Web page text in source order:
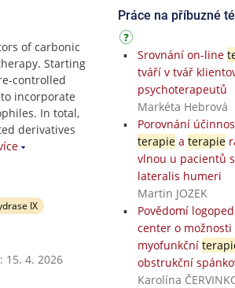
of carbonic
Starting
controlled
incorporate
In total,
derivatives
IX
15. 4. 2026
Práce na příbuzné
Srovnání on-line
tváří v tvář
psychoterapeutů
Markéta Hebrová
Porovnání
terapiea terapie
vlnou u pacientů
lateralis humeri
Martin JOZEK
Povědomí
center o možnosti
myofunkční
obstrukční
Karolína